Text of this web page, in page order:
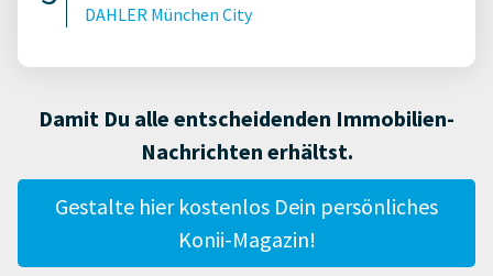
DAHLER München City
Damit Du alle entscheidenden Immobilien-
Nachrichten erhältst.
Gestalte hier kostenlos Dein persönliches
Konii-Magazin!